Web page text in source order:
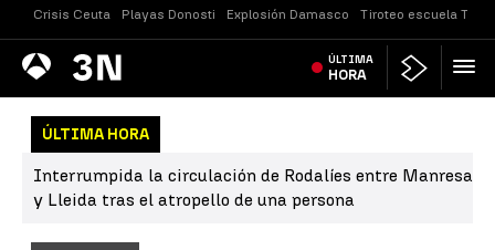
Crisis Ceuta Playas Donosti Explosión Damasco Tiroteo escuela
Antena
3 Noticias ÚLTIMA
HORA
ÚLTIMA HORA
Interrumpida la circulación de Rodalíes entre Manresa
y Lleida tras el atropello de una persona